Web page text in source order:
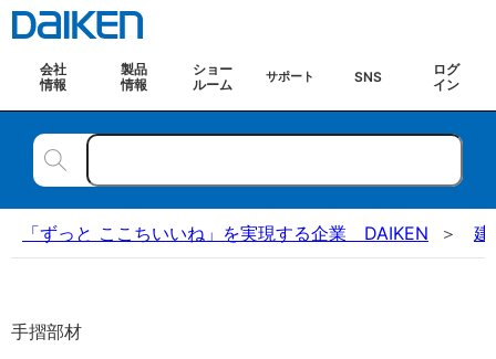
会社
情報
製品
情報
ショー
ルーム
サポート SNS
ログ
イン
「ずっと ここちいいね」を実現する企業 DAIKEN 建
手摺部材